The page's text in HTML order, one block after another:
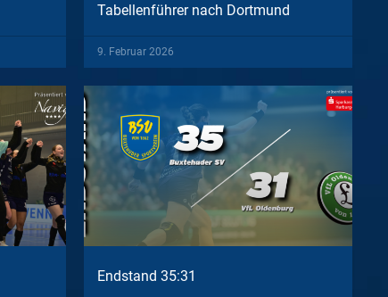
Tabellenführer nach Dortmund
9. Februar 2026
Endstand 35:31